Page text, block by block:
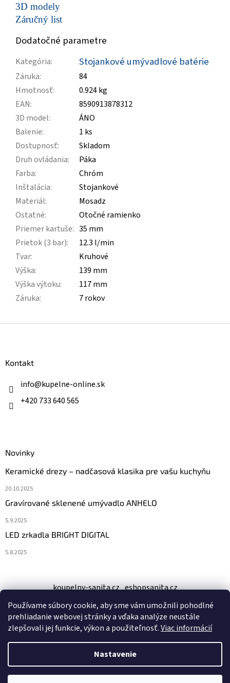
Používame súbory cookie, aby sme vám umožnili pohodlné
prehliadanie webovej stránky a vďaka analýze neustále
zlepšovali jej funkcie, výkon a použiteľnosť.Viac informácií
Nastavenie
3D modely
Záručný list
Dodatočné parametre
Kategória: Stojankové umývadlové batérie
Záruka:
84
Hmotnosť:
0.924 kg
EAN:
8590913878312
3D model:
ÁNO
Balenie:
1 ks
Dostupnosť:
Skladom
Druh ovládania:
Páka
Farba:
Chróm
Inštalácia:
Stojankové
Materiál:
Mosadz
Ostatné:
Otočné ramienko
Priemer kartuše: 35 mm
Prietok (3 bar):
12.3 l/min
Tvar:
Kruhové
Výška:
139 mm
Výška výtoku:
117 mm
Záruka: 7 rokov
Kontakt
info@kupelne-online.sk
+420 733 640 565
Novinky
Keramické drezy – nadčasová klasika pre vašu kuchyňu
20.10.2025
Gravírované sklenené umývadlo ANHELO
5.9.2025
LED zrkadla BRIGHT DIGITAL
5.8.2025
koupelny-sanita.cz eshopsanita.cz
Vytvoril Shoptet